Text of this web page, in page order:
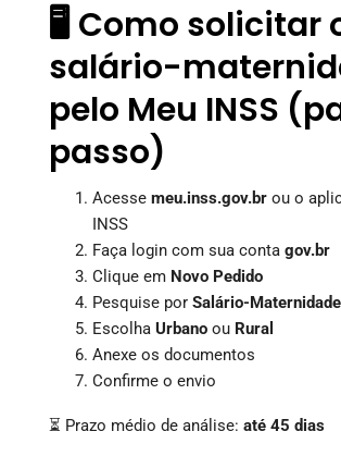
🖥️ Como solicitar
salário-
pelo Meu INSS
passo)
Acesse meu.inss.gov.br ou o
INSS
Faça login com sua conta gov.br
Clique em Novo Pedido
Pesquise por Salário-Maternidade
Escolha Urbano ou Rural
Anexe os documentos
Confirme o envio
⏳ Prazo médio de análise: até 45 dias